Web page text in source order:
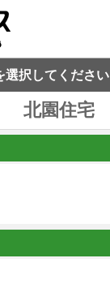
選択してください
北園住宅